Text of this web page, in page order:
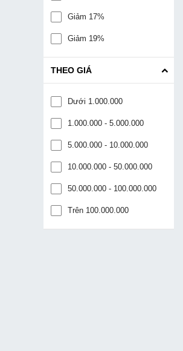
Giảm 17%
Giảm 19%
THEO GIÁ
Dưới 1.000.000
1.000.000 - 5.000.000
5.000.000 - 10.000.000
10.000.000 - 50.000.000
50.000.000 - 100.000.000
Trên 100.000.000